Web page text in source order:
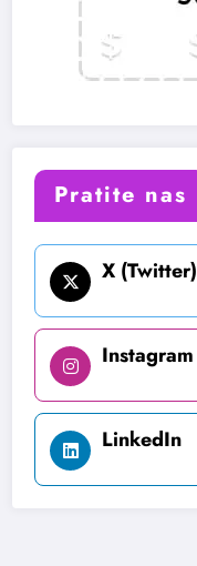
Pratite nas
X (Twitter)
Instagram
LinkedIn